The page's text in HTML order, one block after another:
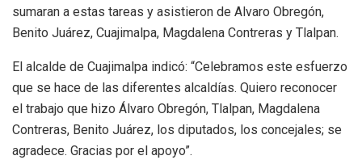
sumaran a estas tareas y asistieron de Alvaro Obregón,
Benito Juárez, Cuajimalpa, Magdalena Contreras y Tlalpan.
El alcalde de Cuajimalpa indicó: “Celebramos este esfuerzo
que se hace de las diferentes alcaldías. Quiero reconocer
el trabajo que hizo Álvaro Obregón, Tlalpan, Magdalena
Contreras, Benito Juárez, los diputados, los concejales; se
agradece. Gracias por el apoyo”.